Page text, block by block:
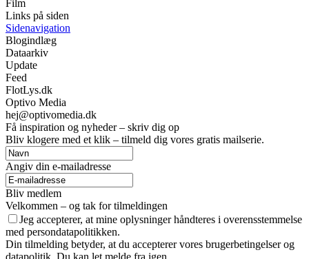
Film
Links på siden
Sidenavigation
Blogindlæg
Dataarkiv
Update
Feed
FlotLys.dk
Optivo Media
hej@optivomedia.dk
Få inspiration og nyheder – skriv dig op
Bliv klogere med et klik – tilmeld dig vores gratis mailserie.
Angiv din e-mailadresse
Bliv medlem
Velkommen – og tak for tilmeldingen
Jeg accepterer, at mine oplysninger håndteres i overensstemmelse
med persondatapolitikken.
Din tilmelding betyder, at du accepterer vores brugerbetingelser og
datapolitik. Du kan let melde fra igen.